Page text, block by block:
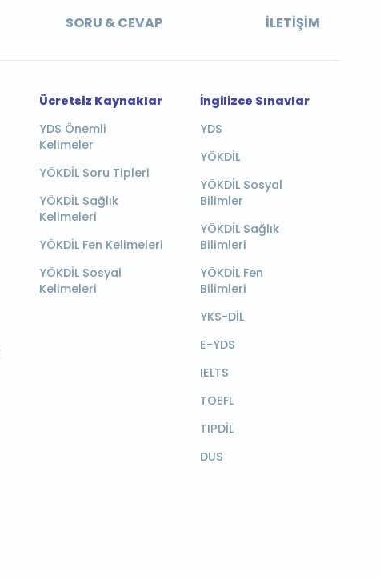
SORU & CEVAP İLETIŞIM
Ücretsiz Kaynaklar
YDS Önemli
Kelimeler
YÖKDİL Soru Tipleri
YÖKDİL Sağlık
Kelimeleri
YÖKDİL Fen Kelimeleri
YÖKDİL Sosyal
Kelimeleri
İngilizce Sınavlar
YDS
YÖKDİL
YÖKDİL Sosyal
Bilimler
YÖKDİL Sağlık
Bilimleri
YÖKDİL Fen
Bilimleri
YKS-DİL
E-YDS
IELTS
TOEFL
TIPDİL
DUS